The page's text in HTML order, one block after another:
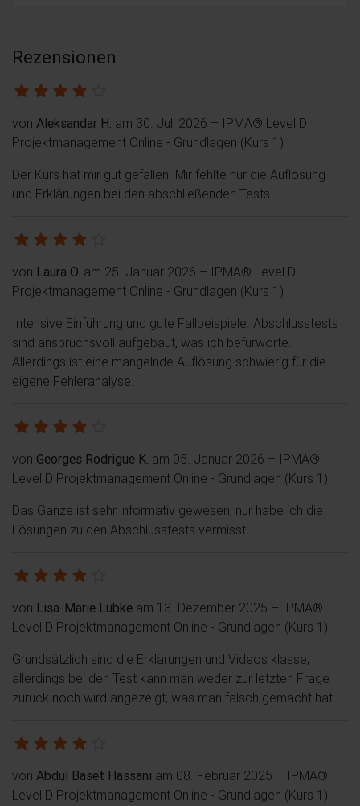
Rezensionen
von Aleksandar H. am 30. Juli 2026 – IPMA® Level D
Projektmanagement Online - Grundlagen (Kurs 1)
Der Kurs hat mir gut gefallen. Mir fehlte nur die Auflösung
und Erklärungen bei den abschließenden Tests
von Laura O. am 25. Januar 2026 – IPMA® Level D
Projektmanagement Online - Grundlagen (Kurs 1)
Intensive Einführung und gute Fallbeispiele. Abschlusstests
sind anspruchsvoll aufgebaut, was ich befürworte.
Allerdings ist eine mangelnde Auflösung schwierig für die
eigene Fehleranalyse.
von Georges Rodrigue K. am 05. Januar 2026 – IPMA®
Level D Projektmanagement Online - Grundlagen (Kurs 1)
Das Ganze ist sehr informativ gewesen, nur habe ich die
Lösungen zu den Abschlusstests vermisst.
von Lisa-Marie Lübke am 13. Dezember 2025 – IPMA®
Level D Projektmanagement Online - Grundlagen (Kurs 1)
Grundsätzlich sind die Erklärungen und Videos klasse,
allerdings bei den Test kann man weder zur letzten Frage
zurück noch wird angezeigt, was man falsch gemacht hat.
von Abdul Baset Hassani am 08. Februar 2025 – IPMA®
Level D Projektmanagement Online - Grundlagen (Kurs 1)